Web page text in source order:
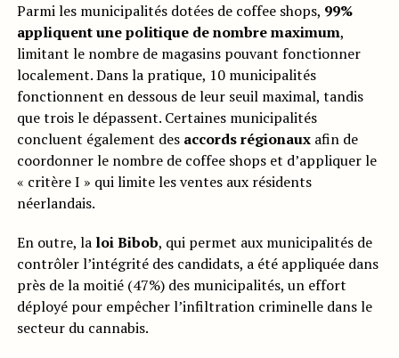
Parmi les municipalités dotées de coffee shops, 99%
appliquent une politique de nombre maximum,
limitant le nombre de magasins pouvant fonctionner
localement. Dans la pratique, 10 municipalités
fonctionnent en dessous de leur seuil maximal, tandis
que trois le dépassent. Certaines municipalités
concluent également des accords régionauxafin de
coordonner le nombre de coffee shops et d’appliquer le
« critère I » qui limite les ventes aux résidents
néerlandais.
En outre, la loi Bibob, qui permet aux municipalités de
contrôler l’intégrité des candidats, a été appliquée dans
près de la moitié (47%) des municipalités, un effort
déployé pour empêcher l’infiltration criminelle dans le
secteur du cannabis.